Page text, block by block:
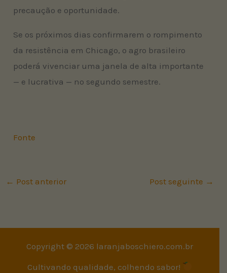
precaução e oportunidade.
Se os próximos dias confirmarem o rompimento
da resistência em Chicago, o agro brasileiro
poderá vivenciar uma janela de alta importante
— e lucrativa — no segundo semestre.
Fonte
← Post anterior Post seguinte →
Copyright © 2026 laranjaboschiero.com.br
Cultivando qualidade, colhendo sabor!